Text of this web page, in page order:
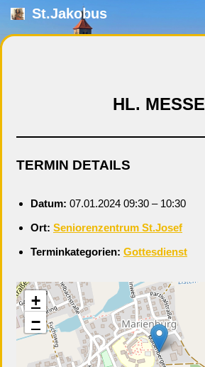
Zum
St.Jakobus
HL. MESSE
TERMIN DETAILS
Datum: 07.01.2024 09:30 – 10:30
Ort: Seniorenzentrum St.Josef
Terminkategorien: Gottesdienst
+
−